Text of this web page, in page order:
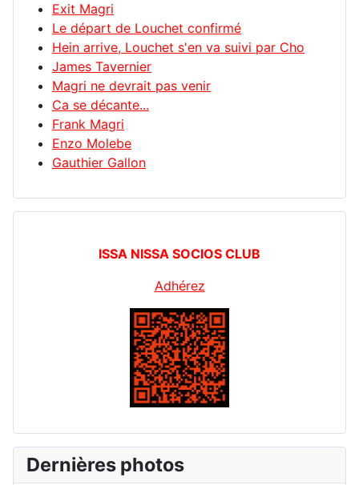
Exit Magri
Le départ de Louchet confirmé
Hein arrive, Louchet s'en va suivi par Cho
James Tavernier
Magri ne devrait pas venir
Ca se décante...
Frank Magri
Enzo Molebe
Gauthier Gallon
ISSA NISSA SOCIOS CLUB
Adhérez
Dernières photos